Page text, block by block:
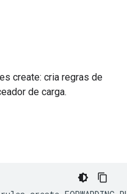
create: cria regras de
de carga.